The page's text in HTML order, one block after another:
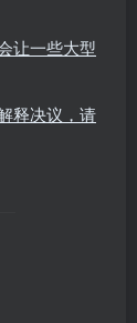
让一些大型
释决议，请